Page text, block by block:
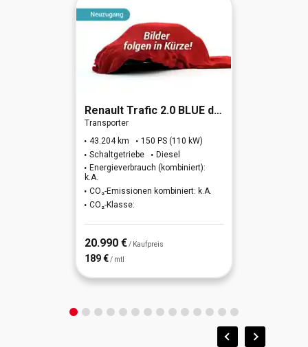
Renault Trafic 2.0 BLUE dCi 150 L1H1 3,0t Komfort (EU6d)
Transporter
43.204 km
150 PS (110 kW)
Schaltgetriebe
Diesel
Energieverbrauch (kombiniert):
k.A.
CO₂-Emissionen kombiniert: k.A.
CO₂-Klasse:
20.990 € / Kaufpreis
189 € / mtl